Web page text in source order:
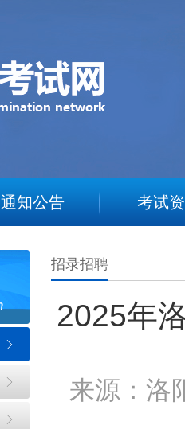
通知公告 考试
招录招聘
2025年
来源：洛